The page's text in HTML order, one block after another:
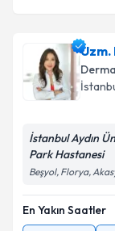
Uzm.
İstanbul Aydın
Park Hastanesi
Beşyol, Florya,
En Yakın Saatler